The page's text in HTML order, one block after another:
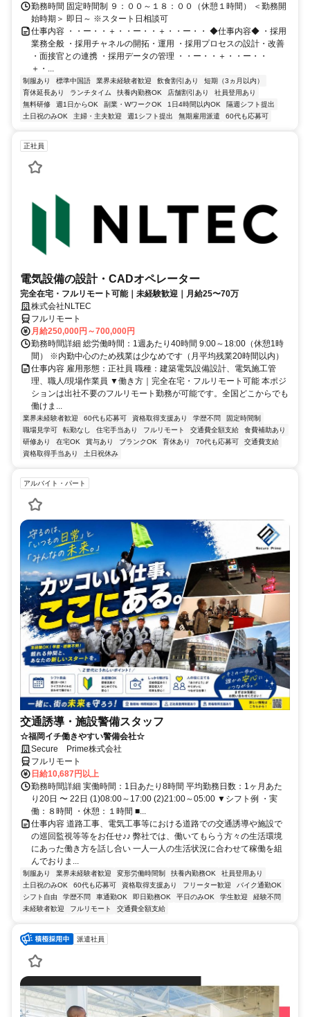
勤務時間 固定時間制 ９：００～１８：００（休憩１時間） ＜勤務開
始時期＞ 即日～ ※スタート日相談可
仕事内容 ・・ー・・＋・・ー・・＋・・ー・・ ◆仕事内容◆ ・採用
業務全般 ・採用チャネルの開拓・運用 ・採用プロセスの設計・改善
・面接官との連携 ・採用データの管理 ・・ー・・＋・・ー・・
＋・...
制服あり 標準中国語 業界未経験者歓迎 飲食割引あり
短期（3ヵ月以内）
育休延長あり
ランチタイム 扶養内勤務OK 店舗割引あり
社員登用あり
無料研修
週1日からOK 副業・WワークOK 1日4時間以内OK
隔週シフト提出
土日祝のみOK
主婦・主夫歓迎 週1シフト提出 無期雇用派遣 60代も応募可
正社員
電気設備の設計・CADオペレーター
完全在宅・フルリモート可能｜未経験歓迎｜月給25〜70万
株式会社NLTEC
フルリモート
月給250,000円～700,000円
勤務時間詳細 総労働時間：1週あたり40時間 9:00～18:00（休憩1時
間） ※内勤中心のため残業は少なめです（月平均残業20時間以内）
仕事内容 雇用形態：正社員 職種：建築電気設備設計、電気施工管
理、職人/現場作業員 ▼働き方｜完全在宅・フルリモート可能 本ポジ
ションは出社不要のフルリモート勤務が可能です。全国どこからでも
働けま...
業界未経験者歓迎 60代も応募可 資格取得支援あり 学歴不問
固定時間制
職場見学可
転勤なし 住宅手当あり フルリモート 交通費全額支給
食費補助あり
研修あり
在宅OK 賞与あり ブランクOK 育休あり 70代も応募可
交通費支給
資格取得手当あり
土日祝休み
アルバイト・パート
交通誘導・施設警備スタッフ
☆福岡イチ働きやすい警備会社☆
Secure Prime株式会社
フルリモート
日給10,687円以上
勤務時間詳細 実働時間：1日あたり8時間 平均勤務日数：1ヶ月あた
り20日 〜 22日 (1)08:00～17:00 (2)21:00～05:00 ▼シフト例 ・実
働：８時間 ・休憩：１時間 ■...
仕事内容 道路工事、電気工事等における道路での交通誘導や施設で
の巡回監視等等をお任せ♪♪ 弊社では、働いてもらう方々の生活環境
にあった働き方を話し合い 一人一人の生活状況に合わせて稼働を組
んでおりま...
制服あり 業界未経験者歓迎 変形労働時間制 扶養内勤務OK
社員登用あり
土日祝のみOK
60代も応募可 資格取得支援あり フリーター歓迎
バイク通勤OK
シフト自由
学歴不問 車通勤OK 即日勤務OK 平日のみOK 学生歓迎
経験不問
未経験者歓迎
フルリモート 交通費全額支給
派遣社員